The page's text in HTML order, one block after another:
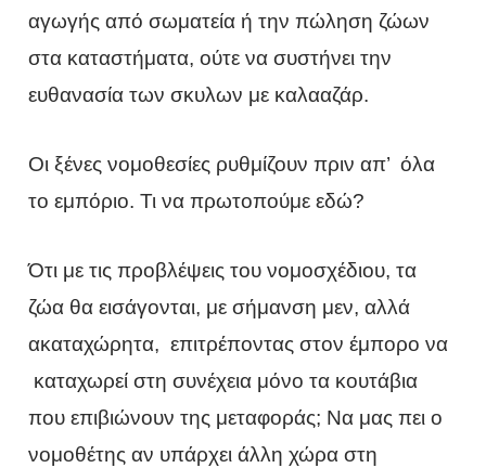
αγωγής από σωματεία ή την πώληση ζώων
στα καταστήματα, ούτε να συστήνει την
ευθανασία των σκυλων με καλααζάρ.
Οι ξένες νομοθεσίες ρυθμίζουν πριν απ’ όλα
το εμπόριο. Τι να πρωτοπούμε εδώ?
Ότι με τις προβλέψεις του νομοσχέδιου, τα
ζώα θα εισάγονται, με σήμανση μεν, αλλά
ακαταχώρητα, επιτρέποντας στον έμπορο να
καταχωρεί στη συνέχεια μόνο τα κουτάβια
που επιβιώνουν της μεταφοράς; Να μας πει ο
νομοθέτης αν υπάρχει άλλη χώρα στη